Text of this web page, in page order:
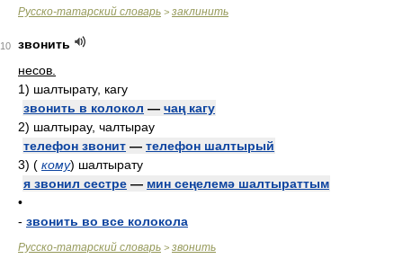
Русско-татарский словарь > заклинить
10
звонить
несов.
1) шалтырату, кагу
звонить в колокол — чаң кагу
2) шалтырау, чалтырау
телефон звонит — телефон шалтырый
3) ( кому) шалтырату
я звонил сестре — мин сеңелемә шалтыраттым
•
- звонить во все колокола
Русско-татарский словарь > звонить